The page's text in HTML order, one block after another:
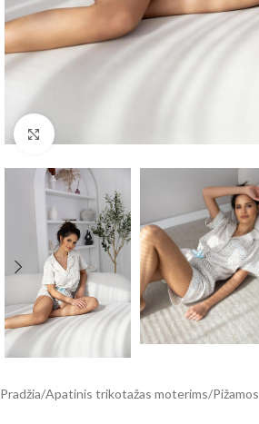
Click to enlarge
Pradžia/Apatinis trikotažas moterims/Pižamos